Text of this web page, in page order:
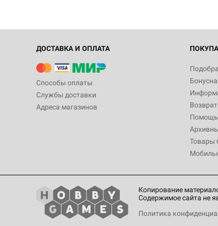
ДОСТАВКА И ОПЛАТА
Способы оплаты
Службы доставки
Адреса магазинов
Помощь
Товары
Копирование
Содержимое сайта не
Политика